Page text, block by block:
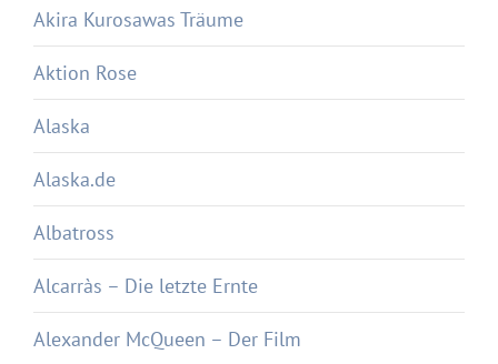
Akira Kurosawas Träume
Aktion Rose
Alaska
Alaska.de
Albatross
Alcarràs – Die letzte Ernte
Alexander McQueen – Der Film